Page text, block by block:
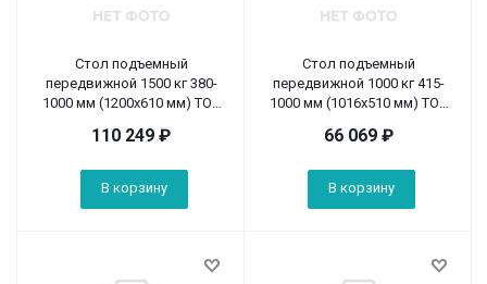
Стол подъемный
передвижной 1500 кг 380-
1000 мм (1200х610 мм) TOR
110 249 ₽
В корзину
Стол подъемный
передвижной 1000 кг 415-
1000 мм (1016х510 мм) TOR
66 069₽
В корзину